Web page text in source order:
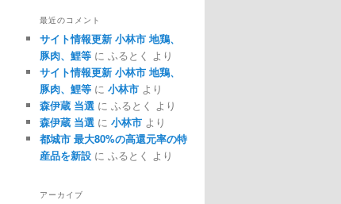
最近のコメント
サイト情報更新 小林市 地鶏、
豚肉、鯉等 に ふるとく より
サイト情報更新 小林市 地鶏、
豚肉、鯉等 に 小林市 より
森伊蔵 当選 に ふるとく より
森伊蔵 当選 に 小林市 より
都城市 最大80%の高還元率の特
産品を新設 に ふるとく より
アーカイブ